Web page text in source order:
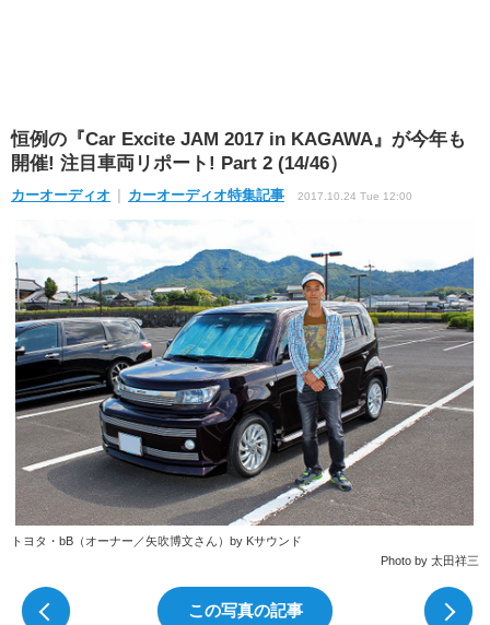
恒例の『Car Excite JAM 2017 in KAGAWA』が今年も
開催! 注目車両リポート! Part 2 (14/46）
カーオーディオ カーオーディオ特集記事 2017.10.24 Tue 12:00
トヨタ・bB（オーナー／矢吹博文さん）by Kサウンド
Photo by 太田祥三
この写真の記事